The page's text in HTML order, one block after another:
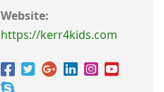
Website:
https://kerr4kids.com